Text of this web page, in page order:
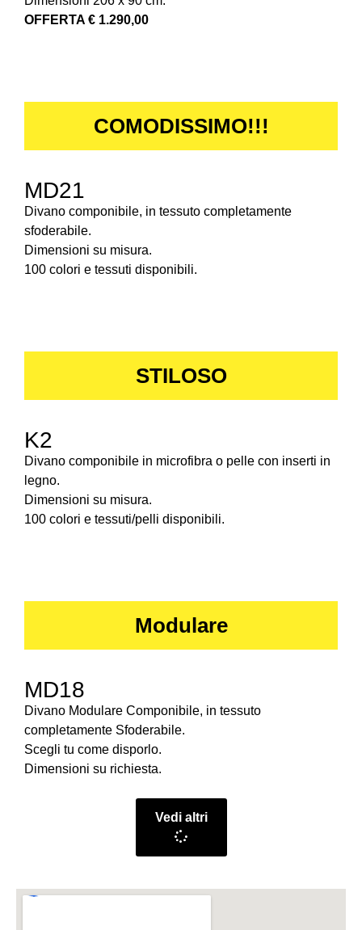
OFFERTA € 1.290,00
COMODISSIMO!!!
MD21
Divano componibile, in tessuto completamente
sfoderabile.
Dimensioni su misura.
100 colori e tessuti disponibili.
STILOSO
K2
Divano componibile in microfibra o pelle con inserti in
legno.
Dimensioni su misura.
100 colori e tessuti/pelli disponibili.
Modulare
MD18
Divano Modulare Componibile, in tessuto
completamente Sfoderabile.
Scegli tu come disporlo.
Dimensioni su richiesta.
Vedi altri